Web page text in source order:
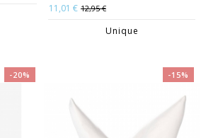
11,01 € 12,95 €
Unique
-20% -15%